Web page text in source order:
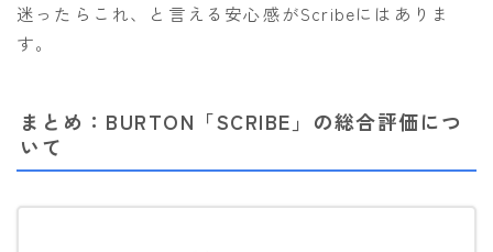
迷ったらこれ、と言える安心感がScribeにはありま
す。
まとめ：BURTON「SCRIBE」の総合評価につ
いて